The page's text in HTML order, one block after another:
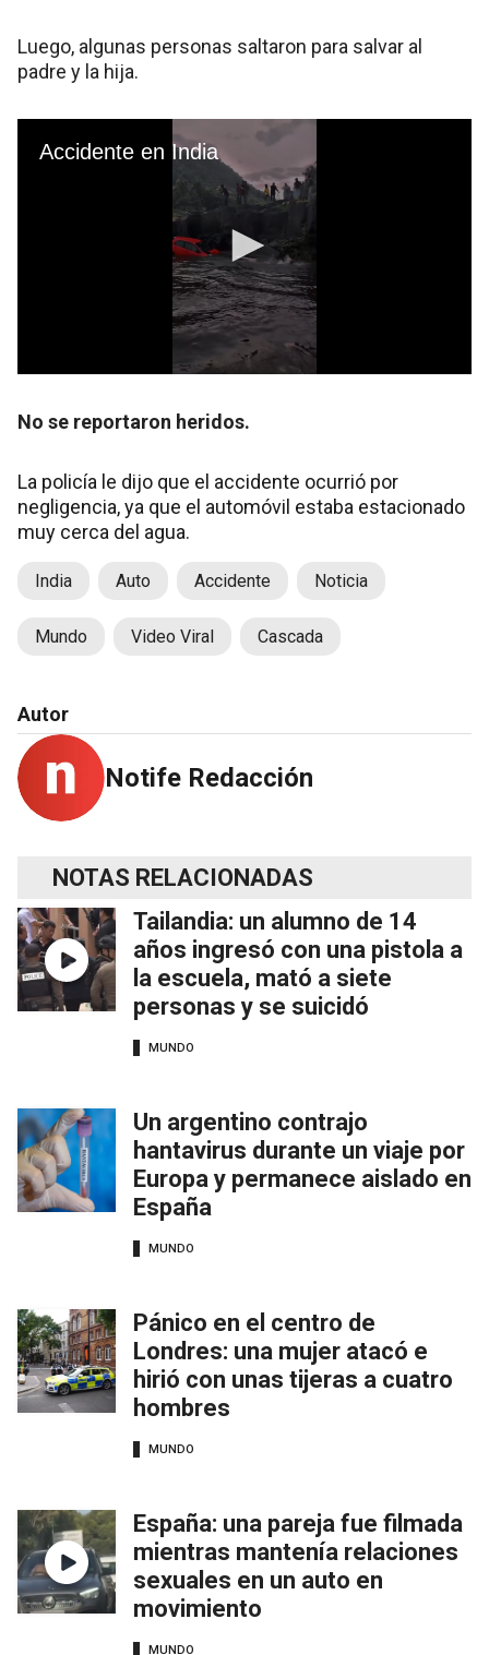
Luego, algunas personas saltaron para salvar al
padre y la hija.
No se reportaron heridos.
La policía le dijo que el accidente ocurrió por
negligencia, ya que el automóvil estaba estacionado
muy cerca del agua.
India Auto Accidente Noticia
Mundo Video Viral Cascada
Autor
Notife Redacción
NOTAS RELACIONADAS
Tailandia: un alumno de 14
años ingresó con una pistola a
la escuela, mató a siete
personas y se suicidó
MUNDO
Un argentino contrajo
hantavirus durante un viaje por
Europa y permanece aislado en
España
MUNDO
Pánico en el centro de
Londres: una mujer atacó e
hirió con unas tijeras a cuatro
hombres
MUNDO
España: una pareja fue filmada
mientras mantenía relaciones
sexuales en un auto en
movimiento
MUNDO